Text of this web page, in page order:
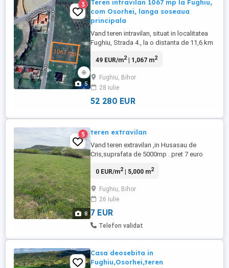
5
3
Teren intravilan 1067 mp la Fughiu,
com Osorhei, langa soseaua
principala
Vand teren intravilan, situat in localitatea
Fughiu, Strada 4., la o distanta de 11,6 km
verde. Terenul este plat, ideal pentru
cu front stradal de 19 m, utilitatile sunt in
fata parcelei cu posibilitate de introducere
...
49 EUR/m2| 1,067 m2
Fughiu, Bihor
28 iulie
52 280 EUR
8
5 teren extravilan
Vand teren extravilan ,in Husasau de
Cris,suprafata de 5000mp . pret 7 euro
0 EUR/m2| 5,000 m2
Fughiu, Bihor
26 iulie
7 EUR
Telefon validat
Casa deosebita in
Fughiu,Osorhei,teren